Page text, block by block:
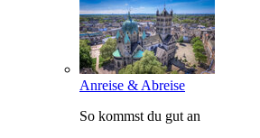
Anreise & Abreise
So kommst du gut an